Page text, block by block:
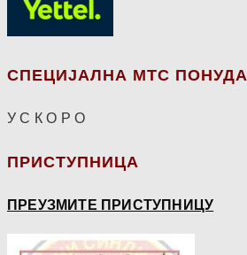
СПЕЦИЈАЛНА МТС ПОНУДА
У С К О Р О
ПРИСТУПНИЦА
ПРЕУЗМИТЕ ПРИСТУПНИЦУ